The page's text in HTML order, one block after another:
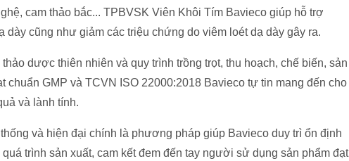
cam thảo bắc... TPBVSK Viên Khôi Tím Bavieco giúp hỗ trợ
dày cũng như giảm các triệu chứng do viêm loét dạ dày gây ra.
dược thiên nhiên và quy trình trồng trọt, thu hoạch, chế biến, sản
chuẩn GMP và TCVN ISO 22000:2018 Bavieco tự tin mang đến cho
và lành tính.
và hiện đại chính là phương pháp giúp Bavieco duy trì ổn định
trình sản xuất, cam kết đem đến tay người sử dụng sản phẩm đạt